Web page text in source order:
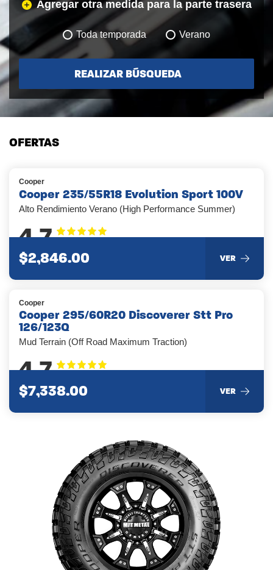
Agregar otra medida para la parte trasera
Toda temporada Verano
REALIZAR BÚSQUEDA
OFERTAS
Cooper
Cooper 235/55R18 Evolution Sport 100V
Alto Rendimiento Verano (High Performance Summer)
4.7
$2,846.00 VER
Cooper
Cooper 295/60R20 Discoverer Stt Pro
126/123Q
Mud Terrain (Off Road Maximum Traction)
4.7
$7,338.00 VER